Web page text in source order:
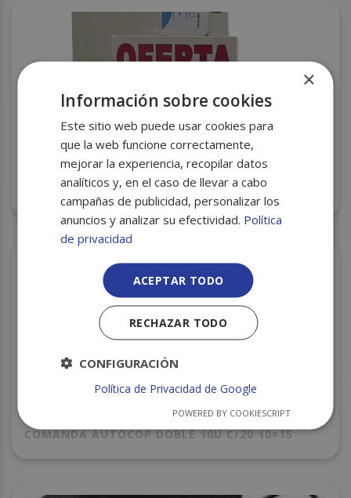
CARTEL OFERTA GRANDE 48X34 CM 50U
COMANDA AUTOCOP DOBLE 10U C/20 10×15
×
Información sobre cookies
Este sitio web puede usar cookies para
que la web funcione correctamente,
mejorar la experiencia, recopilar datos
analíticos y, en el caso de llevar a cabo
campañas de publicidad, personalizar los
anuncios y analizar su efectividad. Política
de privacidad
ACEPTAR TODO
RECHAZAR TODO
CONFIGURACIÓN
Política de Privacidad de Google
POWERED BY COOKIESCRIPT